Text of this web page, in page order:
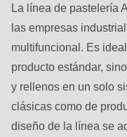
in
{closure}
()
(line
592
La línea de pastelería
las empresas
multifuncional. Es
producto estándar,
y rellenos en un solo
clásicas como de
diseño de la línea se